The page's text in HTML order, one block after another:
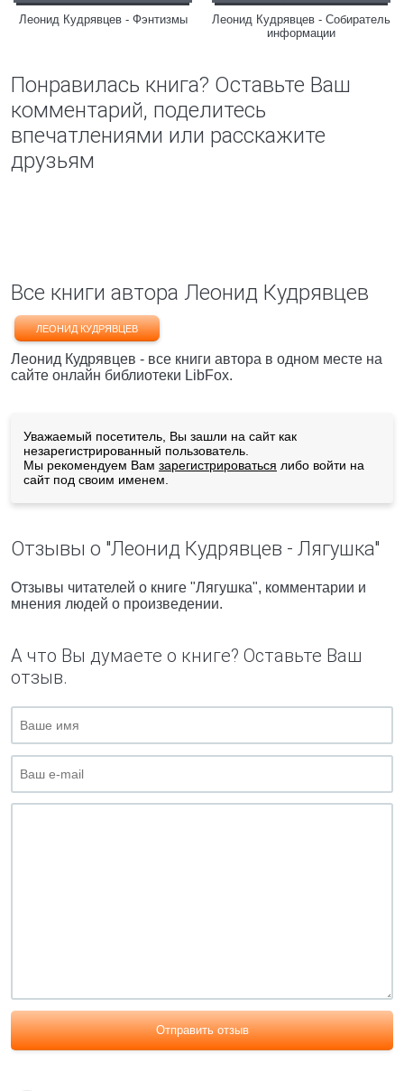
Леонид Кудрявцев - Фэнтизмы
Леонид Кудрявцев - Собиратель
информации
Понравилась книга? Оставьте Ваш
комментарий, поделитесь
впечатлениями или расскажите
друзьям
Все книги автора Леонид Кудрявцев
ЛЕОНИД КУДРЯВЦЕВ
Леонид Кудрявцев - все книги автора в одном месте на
сайте онлайн библиотеки LibFox.
Уважаемый посетитель, Вы зашли на сайт как
незарегистрированный пользователь.
Мы рекомендуем Вам зарегистрироваться либо войти на
сайт под своим именем.
Отзывы о "Леонид Кудрявцев - Лягушка"
Отзывы читателей о книге "Лягушка", комментарии и
мнения людей о произведении.
А что Вы думаете о книге? Оставьте Ваш
отзыв.
Отправить отзыв